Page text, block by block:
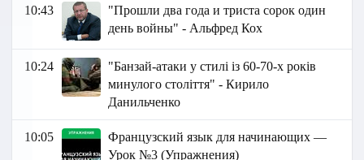
10:43
"Прошли два года и триста сорок один
день войны" - Альфред Кох
10:24
"Банзай-атаки у стилі із 60-70-х років
минулого століття" - Кирило
Данильченко
10:05
Французский язык для начинающих —
Урок №3 (Упражнения)